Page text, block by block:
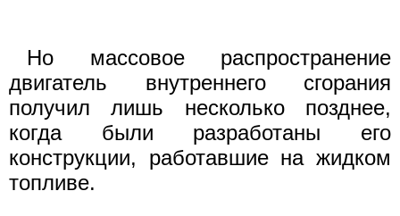
Но массовое распространение
двигатель внутреннего сгорания
получил лишь несколько позднее,
когда были разработаны его
конструкции, работавшие на жидком
топливе.